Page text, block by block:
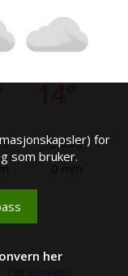
14°
3 m/s
for
som bruker.
her